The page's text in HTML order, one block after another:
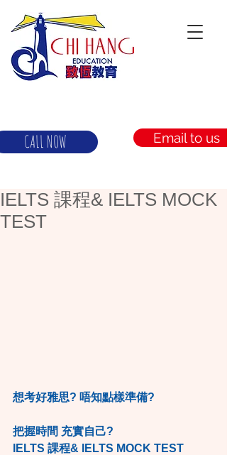
CALL NOW Email to us
IELTS 課程& IELTS MOCK
TEST
想考好雅思? 唔知點樣準備?
把握時間 充實自己?
IELTS 課程& IELTS MOCK TEST